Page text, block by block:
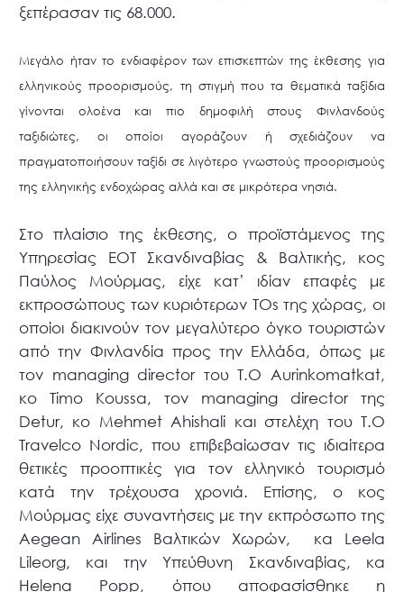
ξεπέρασαν τις 68.000.
Μεγάλο ήταν το ενδιαφέρον των επισκεπτών της έκθεσης για
ελληνικούς προορισμούς, τη στιγμή που τα θεματικά ταξίδια
γίνονται ολοένα και πιο δημοφιλή στους Φινλανδούς
ταξιδιώτες, οι οποίοι αγοράζουν ή σχεδιάζουν να
πραγματοποιήσουν ταξίδι σε λιγότερο γνωστούς προορισμούς
της ελληνικής ενδοχώρας αλλά και σε μικρότερα νησιά.
Στο πλαίσιο της έκθεσης, ο προϊστάμενος της
Υπηρεσίας ΕΟΤ Σκανδιναβίας & Βαλτικής, κος
Παύλος Μούρμας, είχε κατ’ ιδίαν επαφές με
εκπροσώπους των κυριότερων ΤΟs της χώρας, οι
οποίοι διακινούν τον μεγαλύτερο όγκο τουριστών
από την Φινλανδία προς την Ελλάδα, όπως με
τον managing director του Τ.Ο Aurinkomatkat,
κο Timo Koussa, τον managing director της
Detur, κο Mehmet Ahishali και στελέχη του Τ.Ο
Travelco Nordic, που επιβεβαίωσαν τις ιδιαίτερα
θετικές προοπτικές για τον ελληνικό τουρισμό
κατά την τρέχουσα χρονιά. Επίσης, ο κος
Μούρμας είχε συναντήσεις με την εκπρόσωπο της
Aegean Airlines Βαλτικών Χωρών, κα Leela
Lileorg, και την Υπεύθυνη Σκανδιναβίας, κα
Helena Popp, όπου αποφασίσθηκε η